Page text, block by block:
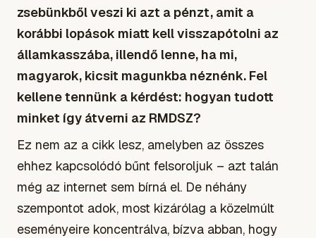
zsebünkből veszi ki azt a pénzt, amit a
korábbi lopások miatt kell visszapótolni az
államkasszába, illendő lenne, ha mi,
magyarok, kicsit magunkba néznénk. Fel
kellene tennünk a kérdést: hogyan tudott
minket így átverni az RMDSZ?
Ez nem az a cikk lesz, amelyben az összes
ehhez kapcsolódó bűnt felsoroljuk – azt talán
még az internet sem bírná el. De néhány
szempontot adok, most kizárólag a közelmúlt
eseményeire koncentrálva, bízva abban, hogy